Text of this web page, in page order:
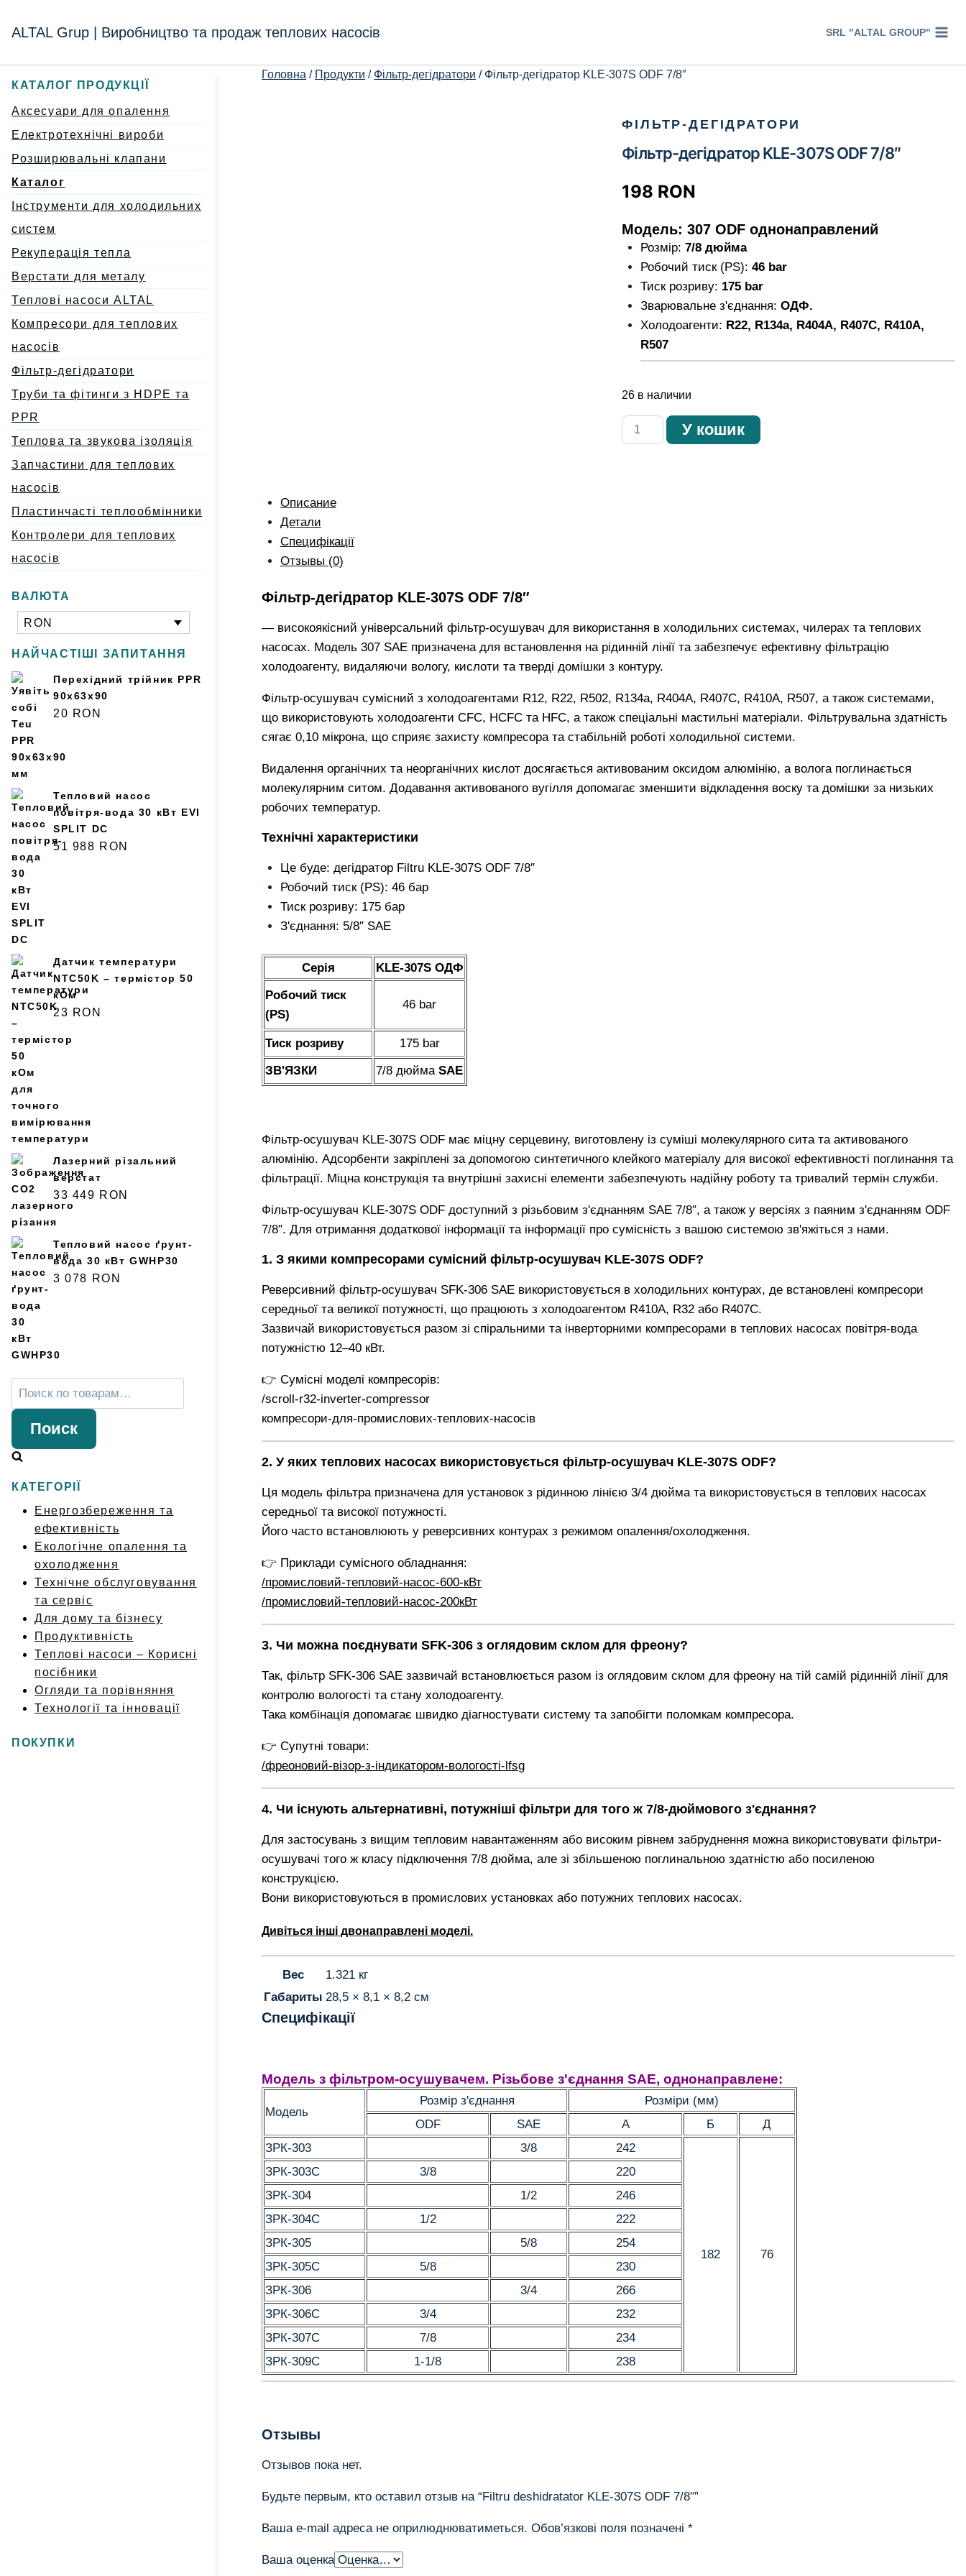
ALTAL Grup | Виробництво та продаж теплових насосів SRL "ALTAL GROUP"
Головна / Продукти / Фільтр-дегідратори / Фільтр-дегідратор KLE-307S ODF 7/8″
ФІЛЬТР-ДЕГІДРАТОРИ
Фільтр-дегідратор KLE-307S ODF 7/8″
198 RON
Модель: 307 ODF однонаправлений
Розмір: 7/8 дюйма
Робочий тиск (PS): 46 bar
Тиск розриву: 175 bar
Зварювальне з'єднання: ОДФ.
Холодоагенти: R22, R134a, R404A, R407C, R410A,
R507
26 в наличии
Количество
товара
У кошик
Описание
Детали
Специфікації
Отзывы (0)
Фільтр-дегідратор KLE-307S ODF 7/8″
— високоякісний універсальний фільтр-осушувач для використання в холодильних системах, чилерах та теплових
насосах. Модель 307 SAE призначена для встановлення на рідинній лінії та забезпечує ефективну фільтрацію
холодоагенту, видаляючи вологу, кислоти та тверді домішки з контуру.
Фільтр-осушувач сумісний з холодоагентами R12, R22, R502, R134a, R404A, R407C, R410A, R507, а також системами,
що використовують холодоагенти CFC, HCFC та HFC, а також спеціальні мастильні матеріали. Фільтрувальна здатність
сягає 0,10 мікрона, що сприяє захисту компресора та стабільній роботі холодильної системи.
Видалення органічних та неорганічних кислот досягається активованим оксидом алюмінію, а волога поглинається
молекулярним ситом. Додавання активованого вугілля допомагає зменшити відкладення воску та домішки за низьких
робочих температур.
Технічні характеристики
Це буде: дегідратор Filtru KLE-307S ODF 7/8″
Робочий тиск (PS): 46 бар
Тиск розриву: 175 бар
З'єднання: 5/8″ SAE
Серія
KLE-307S ОДФ
Робочий тиск
(PS)
46 bar
Тиск розриву
175 bar
ЗВ'ЯЗКИ
7/8 дюймаSAE
Фільтр-осушувач KLE-307S ODF має міцну серцевину, виготовлену із суміші молекулярного сита та активованого
алюмінію. Адсорбенти закріплені за допомогою синтетичного клейкого матеріалу для високої ефективності поглинання та
фільтрації. Міцна конструкція та внутрішні захисні елементи забезпечують надійну роботу та тривалий термін служби.
Фільтр-осушувач KLE-307S ODF доступний з різьбовим з'єднанням SAE 7/8″, а також у версіях з паяним з'єднанням ODF
7/8″. Для отримання додаткової інформації та інформації про сумісність з вашою системою зв'яжіться з нами.
1. З якими компресорами сумісний фільтр-осушувач KLE-307S ODF?
Реверсивний фільтр-осушувач SFK-306 SAE використовується в холодильних контурах, де встановлені компресори
середньої та великої потужності, що працюють з холодоагентом R410A, R32 або R407C.
Зазвичай використовується разом зі спіральними та інверторними компресорами в теплових насосах повітря-вода
потужністю 12–40 кВт.
👉 Сумісні моделі компресорів:
/scroll-r32-inverter-compressor
компресори-для-промислових-теплових-насосів
2. У яких теплових насосах використовується фільтр-осушувач KLE-307S ODF?
Ця модель фільтра призначена для установок з рідинною лінією 3/4 дюйма та використовується в теплових насосах
середньої та високої потужності.
Його часто встановлюють у реверсивних контурах з режимом опалення/охолодження.
👉 Приклади сумісного обладнання:
/промисловий-тепловий-насос-600-кВт
/промисловий-тепловий-насос-200кВт
3. Чи можна поєднувати SFK-306 з оглядовим склом для фреону?
Так, фільтр SFK-306 SAE зазвичай встановлюється разом із оглядовим склом для фреону на тій самій рідинній лінії для
контролю вологості та стану холодоагенту.
Така комбінація допомагає швидко діагностувати систему та запобігти поломкам компресора.
👉 Супутні товари:
/фреоновий-візор-з-індикатором-вологості-lfsg
4. Чи існують альтернативні, потужніші фільтри для того ж 7/8-дюймового з'єднання?
Для застосувань з вищим тепловим навантаженням або високим рівнем забруднення можна використовувати фільтри-
осушувачі того ж класу підключення 7/8 дюйма, але зі збільшеною поглинальною здатністю або посиленою
конструкцією.
Вони використовуються в промислових установках або потужних теплових насосах.
Дивіться інші двонаправлені моделі.
Вес
1.321 кг
Габариты 28,5 × 8,1 × 8,2 см
Специфікації
Модель з фільтром-осушувачем. Різьбове з'єднання SAE, однонаправлене:
Модель
Розмір з'єднання
Розміри (мм)
ODF
SAE А Б
Д
ЗРК-303
3/8 242
182 76
ЗРК-303С 3/8
220
ЗРК-304
1/2
246
ЗРК-304С
1/2
222
ЗРК-305
5/8
254
ЗРК-305С
5/8
230
ЗРК-306
3/4
266
ЗРК-306С
3/4
232
ЗРК-307С
7/8
234
ЗРК-309С
1-1/8 238
Отзывы
Отзывов пока нет.
Будьте первым, кто оставил отзыв на “Filtru deshidratator KLE-307S ODF 7/8″”
Ваша e-mail адреса не оприлюднюватиметься. Обов’язкові поля позначені*
Ваша оценка
КАТАЛОГ ПРОДУКЦІЇ
Аксесуари для опалення
Електротехнічні вироби
Розширювальні клапани
Каталог
Інструменти для холодильних
систем
Рекуперація тепла
Верстати для металу
Теплові насоси ALTAL
Компресори для теплових
насосів
Фільтр-дегідратори
Труби та фітинги з HDPE та
PPR
Теплова та звукова ізоляція
Запчастини для теплових
насосів
Пластинчасті теплообмінники
Контролери для теплових
насосів
ВАЛЮТА
RON
НАЙЧАСТІШІ ЗАПИТАННЯ
Перехідний трійник PPR
90x63x90
20 RON
Тепловий насос
повітря-вода 30 кВт EVI
SPLIT DC
51 988 RON
Датчик температури
NTC50K – термістор 50
кОм
23 RON
Лазерний різальний
верстат
33 449 RON
Тепловий насос ґрунт-
вода 30 кВт GWHP30
3 078 RON
Искать:
Поиск
КАТЕГОРІЇ
Енергозбереження та
ефективність
Екологічне опалення та
охолодження
Технічне обслуговування
та сервіс
Для дому та бізнесу
Продуктивність
Теплові насоси – Корисні
посібники
Огляди та порівняння
Технології та інновації
ПОКУПКИ